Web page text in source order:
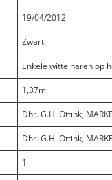
19/04/2012
Zwart
Enkele witte haren op
1,37m
Dhr. G.H. Ottink,
Dhr. G.H. Ottink,
1